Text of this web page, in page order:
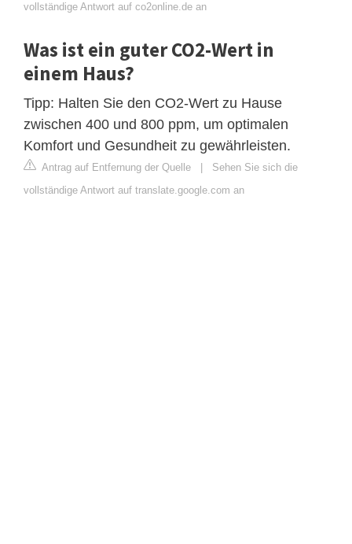
vollständige Antwort auf co2online.de an
Was ist ein guter CO2-Wert in
einem Haus?
Tipp: Halten Sie den CO2-Wert zu Hause
zwischen 400 und 800 ppm, um optimalen
Komfort und Gesundheit zu gewährleisten.
Antrag auf Entfernung der Quelle | Sehen Sie sich die
vollständige Antwort auf translate.google.com an